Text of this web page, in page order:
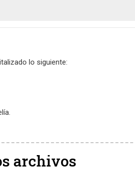
lo siguiente:
archivos